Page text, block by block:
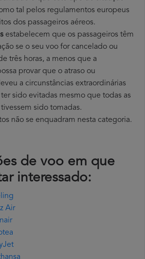
tal pelos regulamentos europeus
dos passageiros aéreos.
estabelecem que os passageiros têm
se o seu voo for cancelado ou
três horas, a menos que a
provar que o atraso ou
a circunstâncias extraordinárias
sido evitadas mesmo que todas as
sido tomadas.
não se enquadram nesta categoria.
de voo em que
interessado:
Air